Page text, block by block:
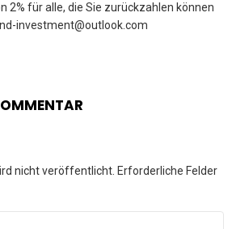
2% für alle, die Sie zurückzahlen können
investment@outlook.com
nicht veröffentlicht. Erforderliche Felder